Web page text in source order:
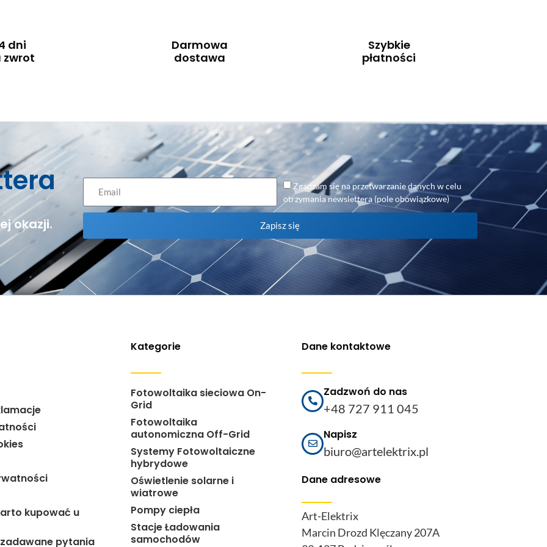
dni
zwrot
Darmowa
dostawa
Szybkie
płatności
okazji.
Zgadzam się na przetwarzanie danych w celu
otrzymania newslettera (pole obowiązkowe)
Zapisz się
kupować u
pytania
Kategorie
Fotowoltaika sieciowa On-
Grid
Fotowoltaika
autonomiczna Off-Grid
Systemy Fotowoltaiczne
hybrydowe
Oświetlenie solarne i
wiatrowe
Pompy ciepła
Stacje Ładowania
samochodów
Dane kontaktowe
Zadzwoń do nas
+48 727 911 045
Napisz
biuro@artelektrix.pl
Dane adresowe
Art-Elektrix
Marcin Drozd Klęczany 207A